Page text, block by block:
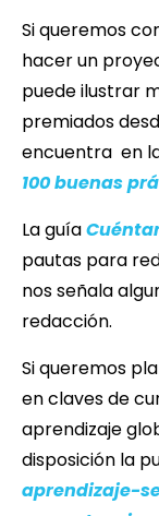
Si queremos
hacer un
puede ilustrar
premiados
encuentra en
100 buenas
La guía
pautas para
nos señala
redacción.
Si queremos
en claves de
aprendizaje
disposición la
aprendizaje-